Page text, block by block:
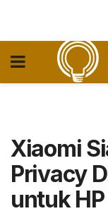
Xiaomi
Privacy
untuk